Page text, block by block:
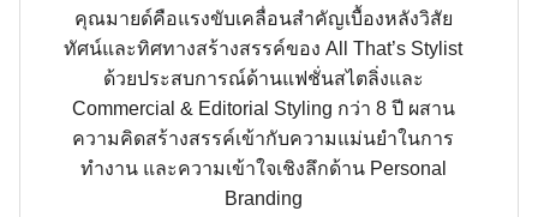
คุณมายด์คือแรงขับเคลื่อนสำคัญเบื้องหลังวิสัย
ทัศน์และทิศทางสร้างสรรค์ของ All That’s Stylist
ด้วยประสบการณ์ด้านแฟชั่นสไตลิ่งและ
Commercial & Editorial Styling กว่า 8 ปี ผสาน
ความคิดสร้างสรรค์เข้ากับความแม่นยำในการ
ทำงาน และความเข้าใจเชิงลึกด้าน Personal
Branding